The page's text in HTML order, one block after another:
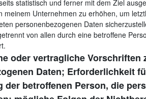
statistisch und ferner mit dem Ziel
meinem Unternehmen zu erhöhen, um
personenbezogenen Daten
von allen durch eine betroffene
oder vertragliche
Daten; Erforderlichkeit
der betroffenen Person, die